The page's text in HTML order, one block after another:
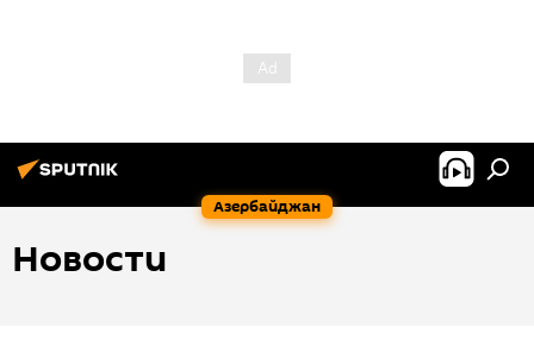
Азербайджан
Новости